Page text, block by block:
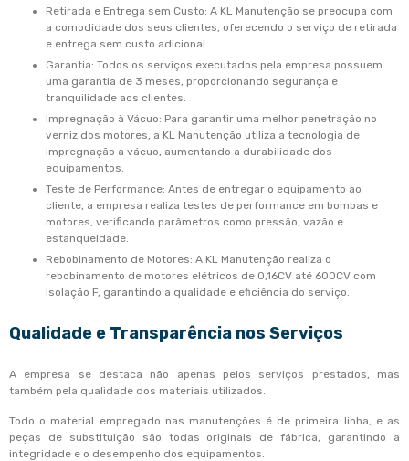
Retirada e Entrega sem Custo: A KL Manutenção se preocupa com
a comodidade dos seus clientes, oferecendo o serviço de retirada
e entrega sem custo adicional.
Garantia: Todos os serviços executados pela empresa possuem
uma garantia de 3 meses, proporcionando segurança e
tranquilidade aos clientes.
Impregnação à Vácuo: Para garantir uma melhor penetração no
verniz dos motores, a KL Manutenção utiliza a tecnologia de
impregnação a vácuo, aumentando a durabilidade dos
equipamentos.
Teste de Performance: Antes de entregar o equipamento ao
cliente, a empresa realiza testes de performance em bombas e
motores, verificando parâmetros como pressão, vazão e
estanqueidade.
Rebobinamento de Motores: A KL Manutenção realiza o
rebobinamento de motores elétricos de 0,16CV até 600CV com
isolação F, garantindo a qualidade e eficiência do serviço.
Qualidade e Transparência nos Serviços
A empresa se destaca não apenas pelos serviços prestados, mas
também pela qualidade dos materiais utilizados.
Todo o material empregado nas manutenções é de primeira linha, e as
peças de substituição são todas originais de fábrica, garantindo a
integridade e o desempenho dos equipamentos.